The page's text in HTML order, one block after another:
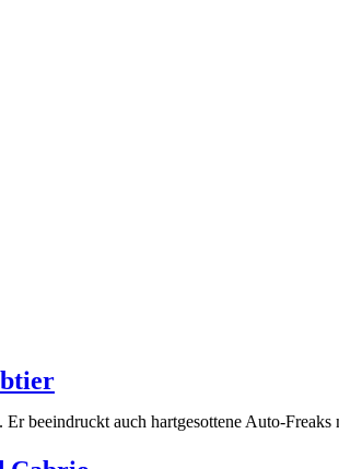
beeindruckt auch hartgesottene Auto-